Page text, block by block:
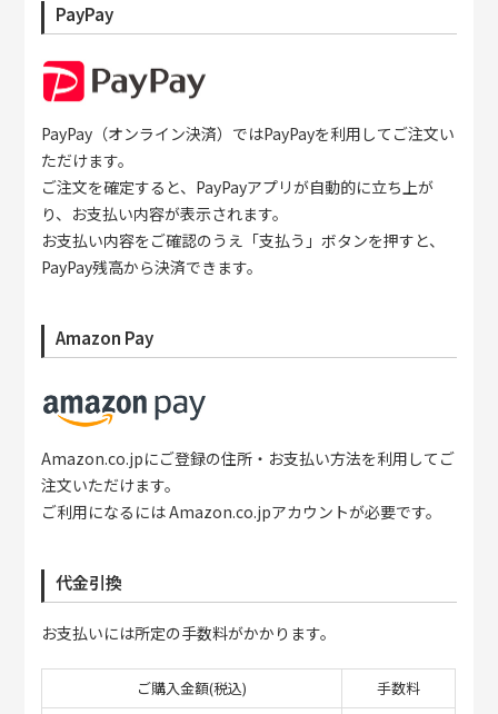
PayPay
PayPay（オンライン決済）ではPayPayを利用してご注文い
ただけます。
ご注文を確定すると、PayPayアプリが自動的に立ち上が
り、お支払い内容が表示されます。
お支払い内容をご確認のうえ「支払う」ボタンを押すと、
PayPay残高から決済できます。
Amazon Pay
Amazon.co.jpにご登録の住所・お支払い方法を利用してご
注文いただけます。
ご利用になるには Amazon.co.jpアカウントが必要です。
代金引換
お支払いには所定の手数料がかかります。
ご購入金額(税込)
手数料